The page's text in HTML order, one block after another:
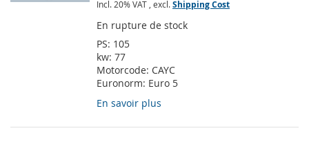
Incl. 20% VAT , excl.Shipping Cost
En rupture de stock
PS: 105
kw: 77
Motorcode: CAYC
Euronorm: Euro 5
En savoir plus